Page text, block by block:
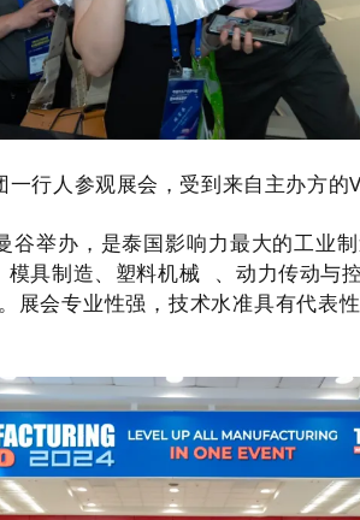
一行人参观展会，受到来自主办方的
举办，是泰国影响力最大的工业
具制造、 塑料机械
、动力传动与
展会专业性强，技术水准具有代表